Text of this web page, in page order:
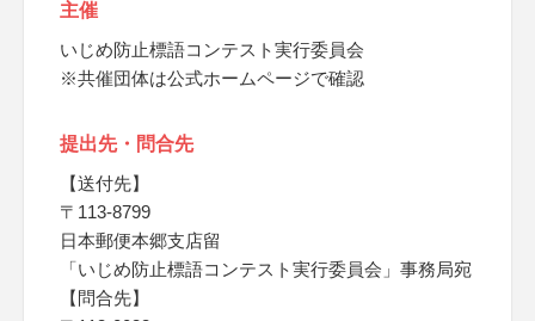
主催
いじめ防止標語コンテスト実行委員会
※共催団体は公式ホームページで確認
提出先・問合先
【送付先】
〒113-8799
日本郵便本郷支店留
「いじめ防止標語コンテスト実行委員会」事務局宛
【問合先】